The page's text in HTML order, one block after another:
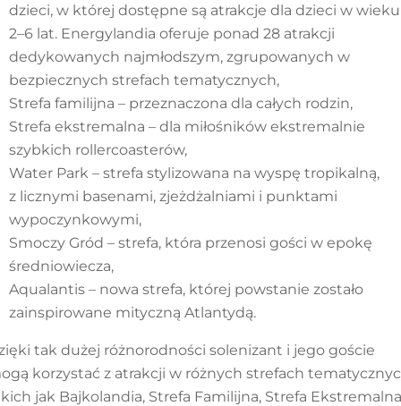
dzieci, w której dostępne są atrakcje dla dzieci w wieku
2–6 lat. Energylandia oferuje ponad 28 atrakcji
dedykowanych najmłodszym, zgrupowanych w
bezpiecznych strefach tematycznych,
Strefa familijna – przeznaczona dla całych rodzin,
Strefa ekstremalna – dla miłośników ekstremalnie
szybkich rollercoasterów,
Water Park – strefa stylizowana na wyspę tropikalną,
z licznymi basenami, zjeżdżalniami i punktami
wypoczynkowymi,
Smoczy Gród – strefa, która przenosi gości w epokę
średniowiecza,
Aqualantis – nowa strefa, której powstanie zostało
zainspirowane mityczną Atlantydą.
tak dużej różnorodności solenizant i jego goście
korzystać z atrakcji w różnych strefach
jak Bajkolandia, Strefa Familijna, Strefa Ekstremalna